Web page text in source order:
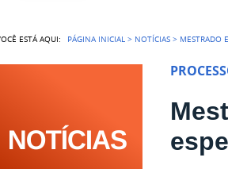
ESTÁ AQUI: PÁGINA INICIAL > NOTÍCIAS > MESTRADO